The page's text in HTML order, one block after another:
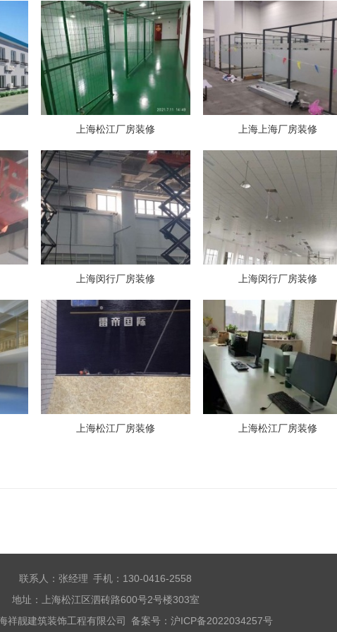
上海松江厂房装修 上海上海厂房装修
上海闵行厂房装修 上海闵行厂房装修
上海松江厂房装修 上海松江厂房装修
联系人：张经理 手机：130-0416-2558
地址：上海松江区泗砖路600号2号楼303室
祥靓建筑装饰工程有限公司 备案号： 沪ICP备2022034257号